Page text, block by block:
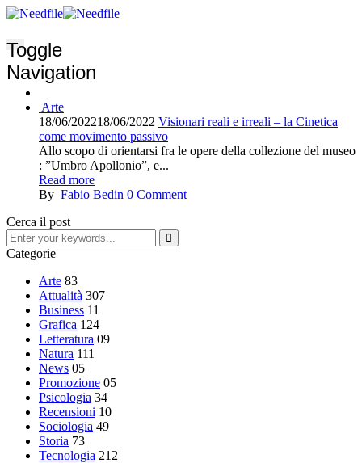
Toggle
Navigation
Arte
18/06/202218/06/2022 Visionari reali e irreali – la Cinetica
come movimento passivo
Allo scopo di orientarsi fra le opere della collezione del museo
: ”Umbro Apollonio”, e...
Read more
By Fabio Bedin 0 Comment
Cerca il post
Categorie
Arte 83
Attualità 307
Business 11
Grafica 124
Letteratura 09
Natura 111
News 05
Promozione 05
Psicologia 34
Recensioni 10
Sociologia 49
Storia 73
Tecnologia 212